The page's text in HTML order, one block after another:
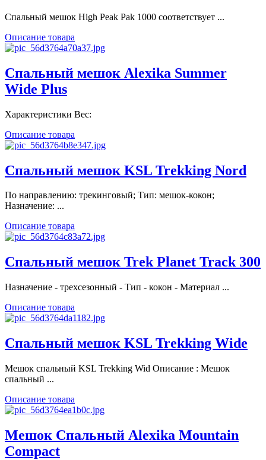
Спальный мешок High Peak Pak 1000 соответствует ...
Описание товара
Спальный мешок Alexika Summer
Wide Plus
Характеристики Вес:
Описание товара
Спальный мешок KSL Trekking Nord
По направлению: трекинговый; Тип: мешок-кокон;
Назначение: ...
Описание товара
Спальный мешок Trek Planet Track 300
Назначение - трехсезонный - Тип - кокон - Материал ...
Описание товара
Спальный мешок KSL Trekking Wide
Мешок спальный KSL Trekking Wid Описание : Мешок
спальный ...
Описание товара
Мешок Спальный Alexika Mountain
Compact